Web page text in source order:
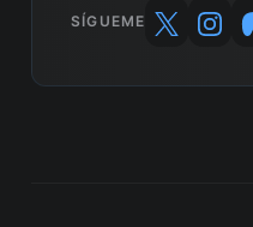
SÍGUEME